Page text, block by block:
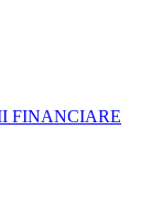
FINANCIARE